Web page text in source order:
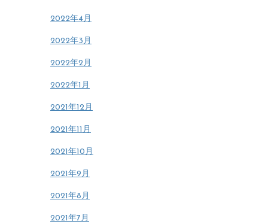
2022年4月
2022年3月
2022年2月
2022年1月
2021年12月
2021年11月
2021年10月
2021年9月
2021年8月
2021年7月